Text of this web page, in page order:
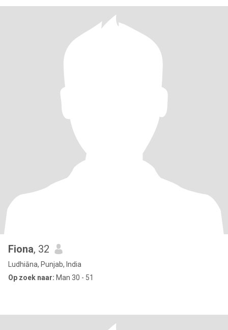
Fiona, 32
Ludhiāna, Punjab, India
Op zoek naar: Man 30 - 51